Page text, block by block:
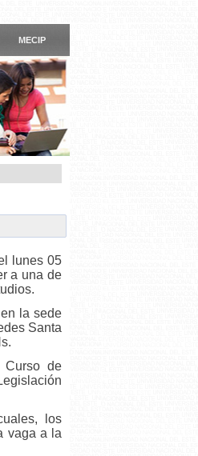
MECIP
lunes 05
a una de
la sede
Santa
Curso de
los
vaga a la